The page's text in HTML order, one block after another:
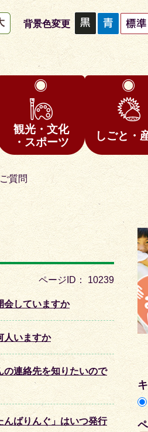
背景色変更
観光・文化
・スポーツ
しごと・
質問
ページID： 10239
会していますか
人いますか
の連絡先を知りたいので
んばりんぐ」はいつ発行
2
枚
目
の
ス
ラ
イ
ド